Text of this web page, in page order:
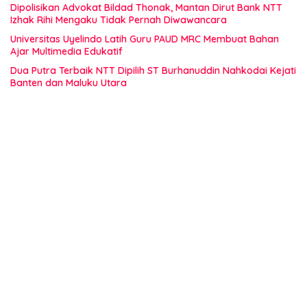
Dipolisikan Advokat Bildad Thonak, Mantan Dirut Bank NTT
Izhak Rihi Mengaku Tidak Pernah Diwawancara
Universitas Uyelindo Latih Guru PAUD MRC Membuat Bahan
Ajar Multimedia Edukatif
Dua Putra Terbaik NTT Dipilih ST Burhanuddin Nahkodai Kejati
Banten dan Maluku Utara